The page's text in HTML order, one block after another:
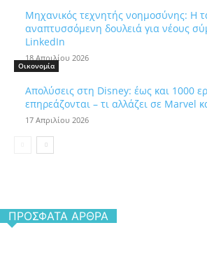
Μηχανικός τεχνητής νοημοσύνης: Η
αναπτυσσόμενη δουλειά για νέους
LinkedIn
18 Απριλίου 2026
Οικονομία
Απολύσεις στη Disney: έως και 1000
επηρεάζονται – τι αλλάζει σε Marvel
17 Απριλίου 2026
ΠΡΌΣΦΑΤΑ ΆΡΘΡΑ